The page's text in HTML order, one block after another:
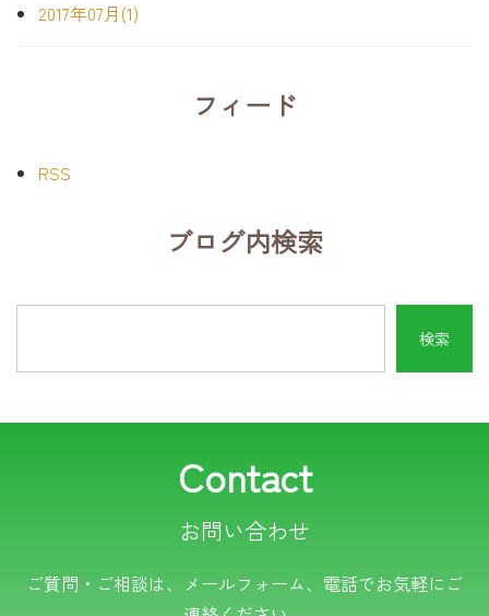
2017年07月(1)
フィード
RSS
ブログ内検索
Contact
お問い合わせ
ご質問・ご相談は、メールフォーム、電話でお気軽にご
電話でのお問い合わせ